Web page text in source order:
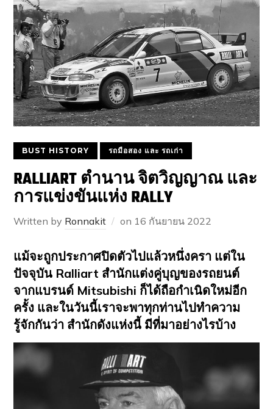
BUST HISTORY รถมือสอง และ รถเก่า
RALLIART ตำนาน จิตวิญญาณ และ
การแข่งขันแห่ง RALLY
Written by Ronnakit on 16 กันยายน 2022
แม้จะถูกประกาศปิดตัวไปแล้วหนึ่งครา แต่ใน
ปัจจุบัน Ralliart สำนักแต่งคู่บุญของรถยนต์
จากแบรนด์ Mitsubishi ก็ได้ถือกำเนิดใหม่อีก
ครั้ง และในวันนี้เราจะพาทุกท่านไปทำความ
รู้จักกันว่า สำนักดังแห่งนี้ มีที่มาอย่างไรบ้าง